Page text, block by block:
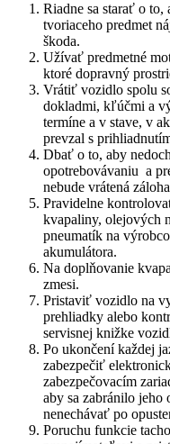
Riadne sa starať o to,
tvoriaceho predmet
škoda.
Užívať predmetné
ktoré dopravný
Vrátiť vozidlo spolu
dokladmi, kľúčmi a
termíne a v stave, v
prevzal s
Dbať o to, aby
opotrebovávaniu a
nebude vrátená
Pravidelne
kvapaliny, olejových
pneumatík na
akumulátora.
Na doplňovanie
zmesi.
Pristaviť vozidlo na
prehliadky alebo
servisnej knižke
Po ukončení každej
zabezpečiť
zabezpečovacím
aby sa zabránilo jeho
nenechávať po
Poruchu funkcie